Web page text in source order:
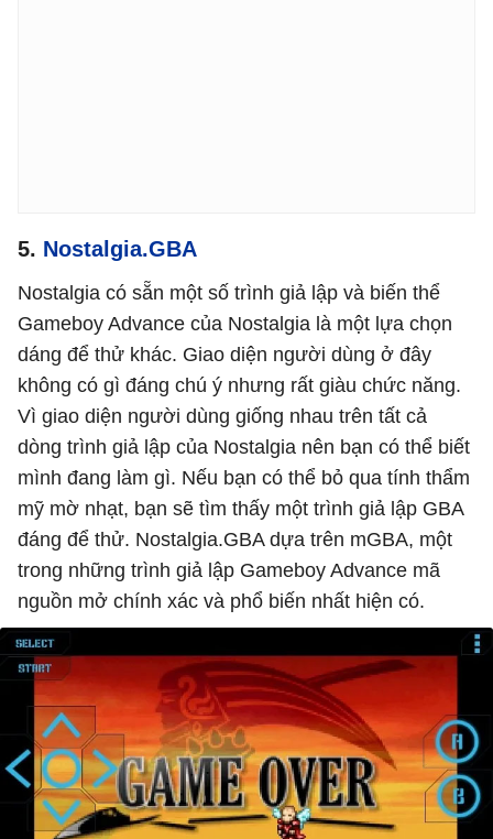
5. Nostalgia.GBA
Nostalgia có sẵn một số trình giả lập và biến thể
Gameboy Advance của Nostalgia là một lựa chọn
dáng để thử khác. Giao diện người dùng ở đây
không có gì đáng chú ý nhưng rất giàu chức năng.
Vì giao diện người dùng giống nhau trên tất cả
dòng trình giả lập của Nostalgia nên bạn có thể biết
mình đang làm gì. Nếu bạn có thể bỏ qua tính thẩm
mỹ mờ nhạt, bạn sẽ tìm thấy một trình giả lập GBA
đáng để thử. Nostalgia.GBA dựa trên mGBA, một
trong những trình giả lập Gameboy Advance mã
nguồn mở chính xác và phổ biến nhất hiện có.